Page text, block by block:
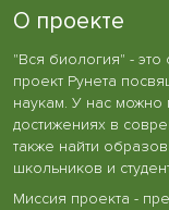
О проекте
"Вся биология" -
проект Рунета
наукам. У нас можно
достижениях в
также найти
школьников и
Миссия проекта -